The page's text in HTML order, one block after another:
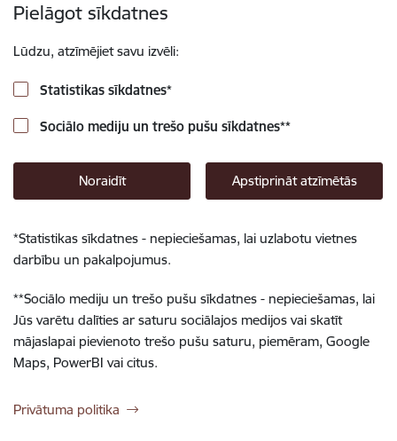
Pielāgot sīkdatnes
Lūdzu, atzīmējiet savu izvēli:
Statistikas sīkdatnes*
Sociālo mediju un trešo pušu sīkdatnes**
Noraidīt Apstiprināt atzīmētās
*Statistikas sīkdatnes - nepieciešamas, lai uzlabotu vietnes
darbību un pakalpojumus.
**Sociālo mediju un trešo pušu sīkdatnes - nepieciešamas, lai
Jūs varētu dalīties ar saturu sociālajos medijos vai skatīt
mājaslapai pievienoto trešo pušu saturu, piemēram, Google
Maps, PowerBI vai citus.
Privātuma politika